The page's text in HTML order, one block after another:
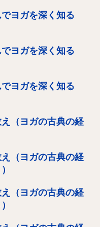
ヨガを深く知る
ヨガを深く知る
ヨガを深く知る
（ヨガの古典の経
（ヨガの古典の経
（ヨガの古典の経